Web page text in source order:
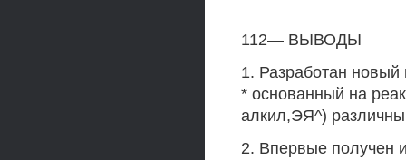
112— ВЫВОДЫ
1. Разработан
* основанный на
алкил,ЭЯ^)
2. Впервые получен